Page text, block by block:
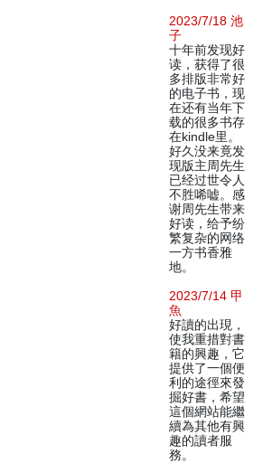
2023/7/18 池
子
十年前发现好
读，获得了很
多排版非常好
的电子书，现
在还有当年下
载的很多书存
在kindle里。
好久没来竟发
现版主周先生
已经过世令人
不胜唏嘘。感
谢周先生带来
好读，给予纷
繁复杂的网络
一方书香雅
地。
2023/7/14 甲
魚
好讀的出現，
使我重措對書
籍的興趣，它
提供了一個便
利的途徑來發
掘好書，希望
這個網站能繼
續為其他有興
趣的讀者服
務。